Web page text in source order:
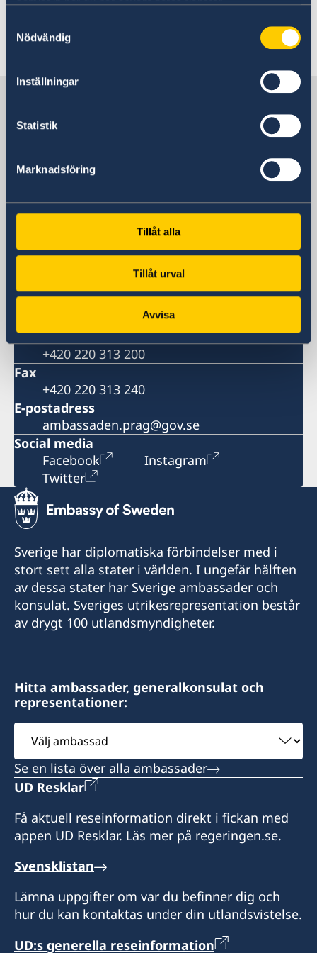
Nödvändig
Inställningar
Statistik
Marknadsföring
Tillåt alla
Tillåt urval
Avvisa
museet och Norrköpings konstmuseum.
Senast uppdaterad 30 aug. 2021, 13.29
Besöksadress
Prag 1- Hradčany
Sveriges ambassad
Prag 1- Hradčany
118 00
Telefonnummer
+420 220 313 200
Fax
+420 220 313 240
E-postadress
ambassaden.prag@gov.se
Social media
Facebook
Instagram
Twitter
Sverige har diplomatiska förbindelser med i
stort sett alla stater i världen. I ungefär hälften
av dessa stater har Sverige ambassader och
konsulat. Sveriges utrikesrepresentation består
av drygt 100 utlandsmyndigheter.
Hitta ambassader, generalkonsulat och
representationer:
ambassad
Se en lista över alla ambassader
UD Resklar
Få aktuell reseinformation direkt i fickan med
appen UD Resklar. Läs mer på regeringen.se.
Svensklistan
Lämna uppgifter om var du befinner dig och
hur du kan kontaktas under din utlandsvistelse.
UD:s generella reseinformation